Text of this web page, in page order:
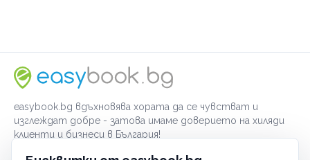
easybook.bg вдъхновява хората да се чувстват и
изглеждат добре - затова имаме доверието на хиляди
клиенти и бизнеси в България!